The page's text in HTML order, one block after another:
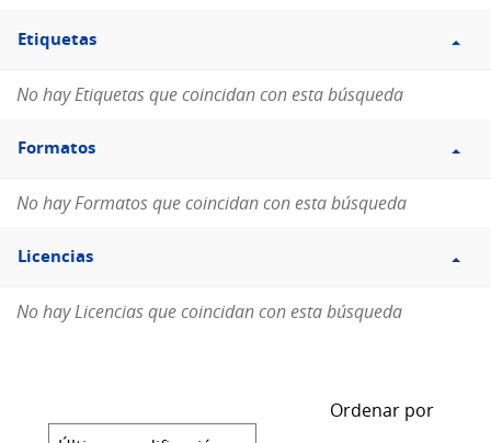
Filtro
Etiquetas
Etiquetas
No hay Etiquetas que coincidan con esta búsqueda
Filtro
Formatos
Formatos
No hay Formatos que coincidan con esta búsqueda
Filtro
Licencias
Licencias
No hay Licencias que coincidan con esta búsqueda
Ordenar por